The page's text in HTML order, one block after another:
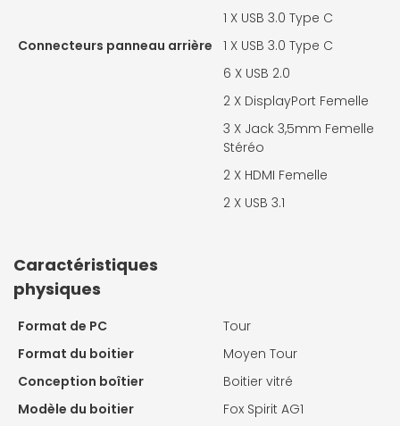
1 X USB 3.0 Type C
Connecteurs panneau arrière
1 X USB 3.0 Type C
6 X USB 2.0
2 X DisplayPort Femelle
3 X Jack 3,5mm Femelle
Stéréo
2 X HDMI Femelle
2 X USB 3.1
Caractéristiques
physiques
Format de PC
Tour
Format du boitier
Moyen Tour
Conception boîtier
Boitier vitré
Modèle du boitier
Fox Spirit AG1